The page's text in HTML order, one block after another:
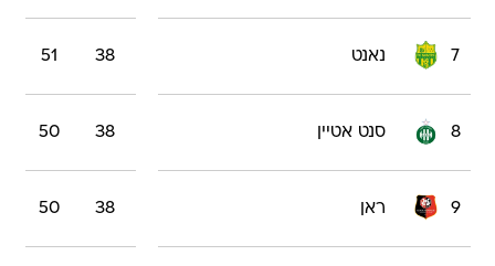
7 נאנט 38
51
8 סנט אטיין 38
50
9 ראן 38
50